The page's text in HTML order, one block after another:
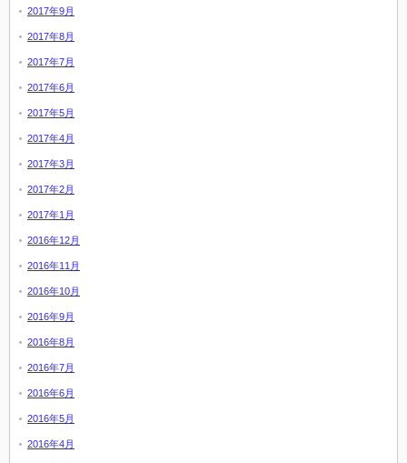
2017年9月
2017年8月
2017年7月
2017年6月
2017年5月
2017年4月
2017年3月
2017年2月
2017年1月
2016年12月
2016年11月
2016年10月
2016年9月
2016年8月
2016年7月
2016年6月
2016年5月
2016年4月